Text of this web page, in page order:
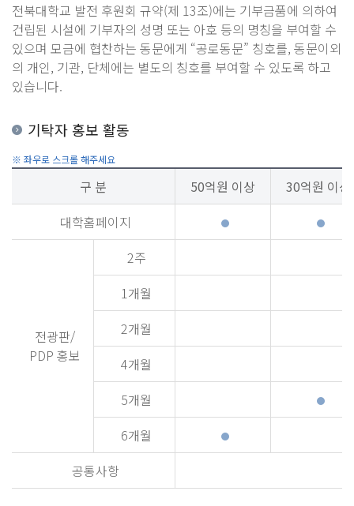
전북대학교 발전 후원회 규약(제 13조)에는 기부금품에 의하여
건립된 시설에 기부자의 성명 또는 아호 등의 명칭을 부여할 수
있으며 모금에 협찬하는 동문에게 “공로동문” 칭호를, 동문이외
의 개인, 기관, 단체에는 별도의 칭호를 부여할 수 있도록 하고
있습니다.
기탁자 홍보 활동
구 분 50억원 이상
30억원 이상
대학홈페이지
전광판/
PDP 홍보
2주
1개월
2개월
4개월
5개월
6개월
공통사항